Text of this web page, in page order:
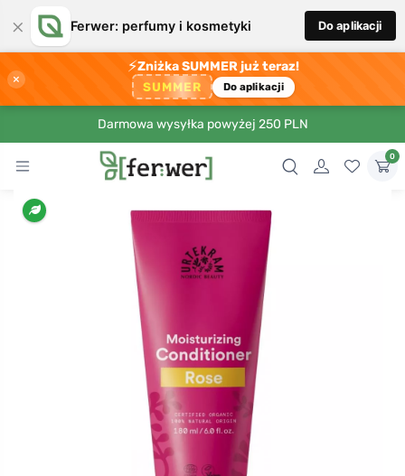
× Ferwer: perfumy i kosmetyki Do aplikacji
×
⚡Zniżka SUMMER już teraz!
SUMMER Do aplikacji
Darmowa wysyłka powyżej 250 PLN
0